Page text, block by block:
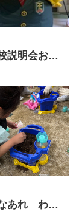
第４回学校説明会および年長児対象１日体験入学
おおきくなあれ わたしのおはな